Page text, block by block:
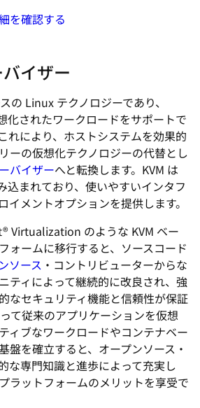
を確認する
イザー
の Linux テクノロジーであり、
化されたワークロードをサポートで
れにより、ホストシステムを効果的
ーの仮想化テクノロジーの代替とし
バイザーへと転換します。KVM は
込まれており、使いやすいインタフ
イメントオプションを提供します。
Virtualization のような KVM ベー
ォームに移行すると、ソースコード
ソース ・コントリビューターからな
ティによって継続的に改良され、強
なセキュリティ機能と信頼性が保証
て従来のアプリケーションを仮想
ィブなワークロードやコンテナベー
盤を確立すると、オープンソース・
な専門知識と進歩によって充実し
ラットフォームのメリットを享受で